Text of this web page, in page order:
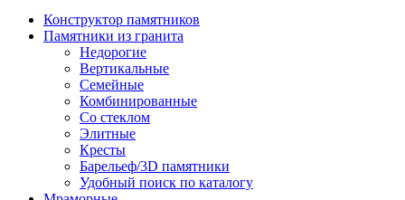
Конструктор памятников
Памятники из гранита
Недорогие
Вертикальные
Семейные
Комбинированные
Со стеклом
Элитные
Кресты
Барельеф/3D памятники
Удобный поиск по каталогу